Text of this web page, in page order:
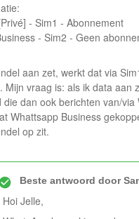
- Sim1 - Abonnement
- Sim2 - Geen
aan zet, werkt dat via
Mijn vraag is: als ik data aan
die dan ook berichten van/via
Whattsapp Business
op zit.
Beste antwoord door
Hoi Jelle,